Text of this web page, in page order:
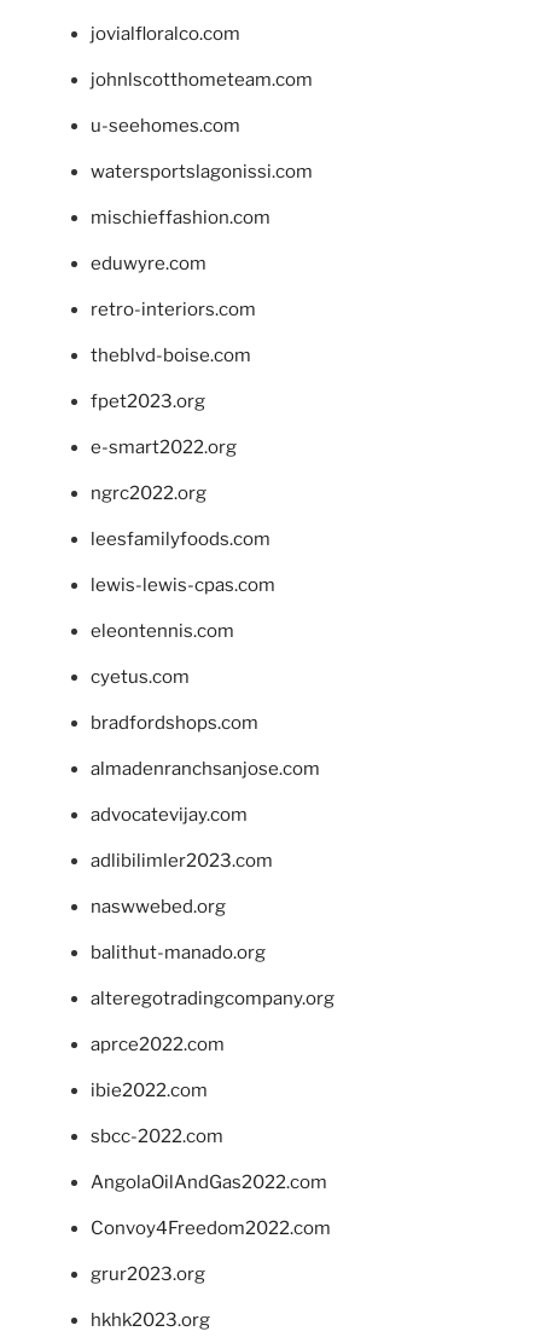
jovialfloralco.com
johnlscotthometeam.com
u-seehomes.com
watersportslagonissi.com
mischieffashion.com
eduwyre.com
retro-interiors.com
theblvd-boise.com
fpet2023.org
e-smart2022.org
ngrc2022.org
leesfamilyfoods.com
lewis-lewis-cpas.com
eleontennis.com
cyetus.com
bradfordshops.com
almadenranchsanjose.com
advocatevijay.com
adlibilimler2023.com
naswwebed.org
balithut-manado.org
alteregotradingcompany.org
aprce2022.com
ibie2022.com
sbcc-2022.com
AngolaOilAndGas2022.com
Convoy4Freedom2022.com
grur2023.org
hkhk2023.org